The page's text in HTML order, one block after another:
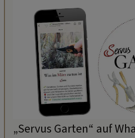
„Servus Garten“ auf